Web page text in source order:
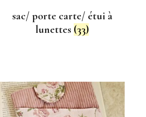
sac/ porte carte/ étui à
lunettes (33)